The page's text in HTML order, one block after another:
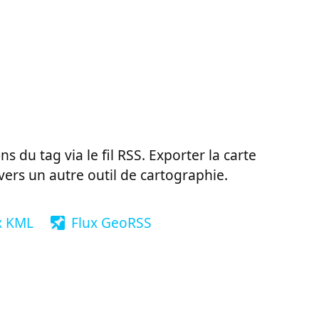
du tag via le fil RSS. Exporter la carte
un autre outil de cartographie.
KML Flux GeoRSS